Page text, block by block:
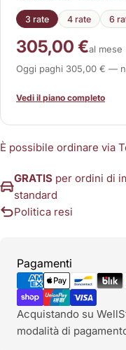
3 rate 4 rate 6
305,00 €al mese
Oggi paghi 305,00 € —
Vedi il piano completo
È possibile ordinare via
GRATIS per ordini di
standard
Politica resi
Pagamenti
Metodi
di
pagamento
Acquistando su
modalità di